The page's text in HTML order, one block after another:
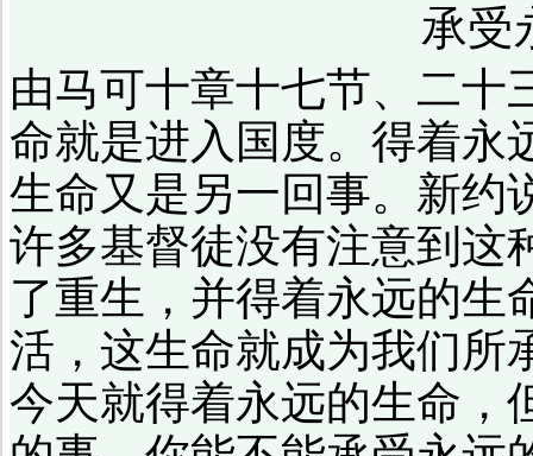
承受
由马可十章十七节、二十
命就是进入国度。得着永
生命又是另一回事。新约
许多基督徒没有注意到这
了重生，并得着永远的生
活，这生命就成为我们所
今天就得着永远的生命，